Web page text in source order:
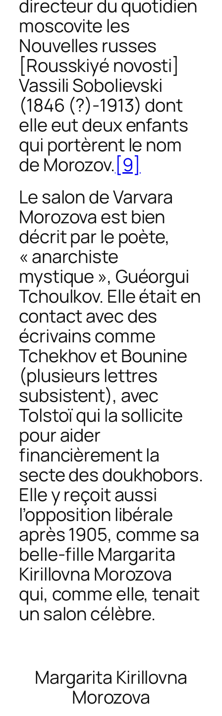
directeur du quotidien
moscovite les
Nouvelles russes
[Rousskiyé novosti]
Vassili Sobolievski
(1846 (?)-1913) dont
elle eut deux enfants
qui portèrent le nom
de Morozov.[9]
Le salon de Varvara
Morozova est bien
décrit par le poète,
« anarchiste
mystique », Guéorgui
Tchoulkov. Elle était en
contact avec des
écrivains comme
Tchekhov et Bounine
(plusieurs lettres
subsistent), avec
Tolstoï qui la sollicite
pour aider
financièrement la
secte des doukhobors.
Elle y reçoit aussi
l’opposition libérale
après 1905, comme sa
belle-fille Margarita
Kirillovna Morozova
qui, comme elle, tenait
un salon célèbre.
Margarita Kirillovna
Morozova